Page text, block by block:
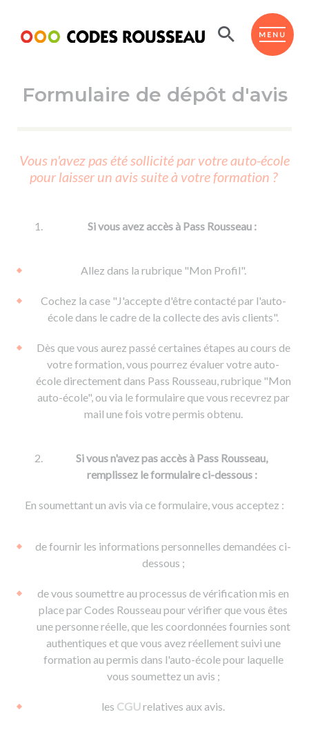
MENU
ESPACE ÉLÈVE
Code de la route
Passer l'ASSR
Réviser le code
Passer l'ETM
Permis voiture
Permis remorque
Permis & handicap
d'apprentissage
De la conduite en voiture
De la conduite à moto
Voir tous les supports
Formations pro.
Permis poids lourd
Formation FCO
Formation CACES
Devenir enseignant de la conduite
Ressources
Formulaire de dépôt d'avis
Vous n'avez pas été sollicité par votre auto-école
pour laisser un avis suite à votre formation ?
Si vous avez accès à Pass Rousseau :
Allez dans la rubrique "Mon Profil".
Cochez la case "J'accepte d'être contacté par l'auto-
école dans le cadre de la collecte des avis clients".
Dès que vous aurez passé certaines étapes au cours de
votre formation, vous pourrez évaluer votre auto-
école directement dans Pass Rousseau, rubrique "Mon
auto-école", ou via le formulaire que vous recevrez par
mail une fois votre permis obtenu.
Si vous n'avez pas accès à Pass Rousseau,
remplissez le formulaire ci-dessous :
En soumettant un avis via ce formulaire, vous acceptez :
de fournir les informations personnelles demandées ci-
dessous ;
de vous soumettre au processus de vérification mis en
place par Codes Rousseau pour vérifier que vous êtes
une personne réelle, que les coordonnées fournies sont
authentiques et que vous avez réellement suivi une
formation au permis dans l'auto-école pour laquelle
vous soumettez un avis ;
les CGUrelatives aux avis.